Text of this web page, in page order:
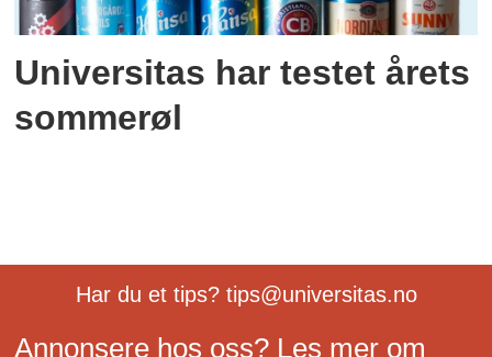
Universitas har testet årets
sommerøl
Har du et tips? tips@universitas.no
Annonsere hos oss? Les mer om